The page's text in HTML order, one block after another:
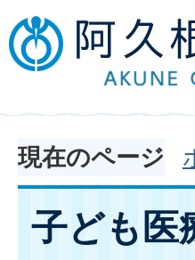
現在のページ
子ども医